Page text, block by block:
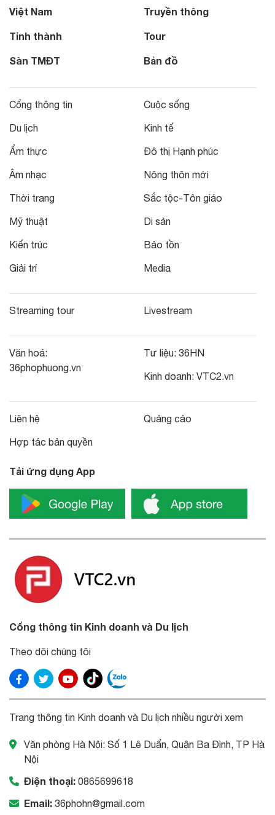
Việt Nam
Tỉnh thành
Sàn TMĐT
Truyền thông
Tour
Bản đồ
Cổng thông tin
Du lịch
Ẩm thực
Âm nhạc
Thời trang
Mỹ thuật
Kiến trúc
Giải trí
Cuộc sống
Kinh tế
Đô thị Hạnh phúc
Nông thôn mới
Sắc tộc-Tôn giáo
Di sản
Bảo tồn
Media
Streaming tour Livestream
Văn hoá:
36phophuong.vn
Tư liệu: 36HN
Kinh doanh: VTC2.vn
Liên hệ
Hợp tác bản quyền
Quảng cáo
Tải ứng dụng App
Cổng thông tin Kinh doanh và Du lịch
Theo dõi chúng tôi
Trang thông tin Kinh doanh và Du lịch nhiều người xem
Văn phòng Hà Nội: Số 1 Lê Duẩn, Quận Ba Đình, TP Hà
Nội
Điện thoại: 0865699618
Email: 36phohn@gmail.com